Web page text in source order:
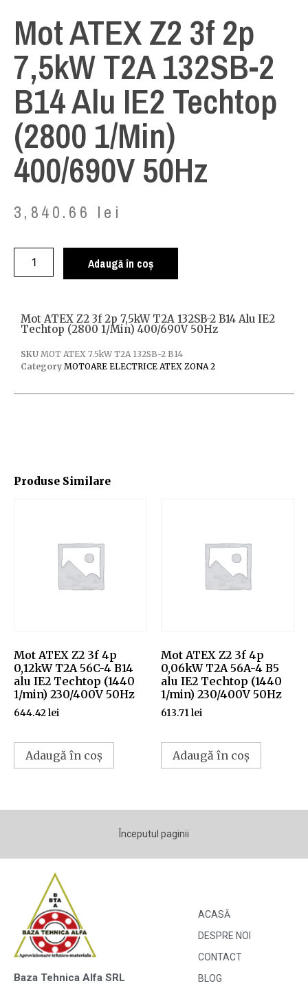
Mot ATEX Z2 3f 2p
7,5kW T2A 132SB-2
B14 Alu IE2 Techtop
(2800 1/min)
400/690V 50Hz
3,840.66 lei
Adaugă în coș
Produse Similare
Mot ATEX Z2 3f 4p
0,12kW T2A 56C-4 B14
alu IE2 Techtop (1440
1/min) 230/400V 50Hz
644.42lei
Adaugă în coș
Mot ATEX Z2 3f 4p
0,06kW T2A 56A-4 B5
alu IE2 Techtop (1440
1/min) 230/400V 50Hz
613.71lei
Adaugă în coș
Mot ATEX Z2 3f 2p 7,5kW T2A 132SB-2 B14 Alu IE2
Techtop (2800 1/min) 400/690V 50Hz
SKU MOT ATEX 7.5kW T2A 132SB-2 B14
Category MOTOARE ELECTRICE ATEX ZONA 2
Începutul paginii
Baza Tehnica Alfa SRL
ACASĂ
DESPRE NOI
CONTACT
BLOG